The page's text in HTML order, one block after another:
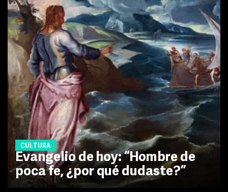
CULTURA
Evangelio de hoy: “Hombre de
poca fe, ¿por qué dudaste?”